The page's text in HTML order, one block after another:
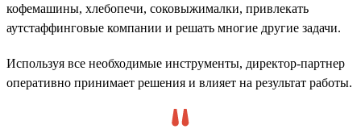
кофемашины, хлебопечи, соковыжималки, привлекать
аутстаффинговые компании и решать многие другие задачи.
Используя все необходимые инструменты, директор-партнер
оперативно принимает решения и влияет на результат работы.